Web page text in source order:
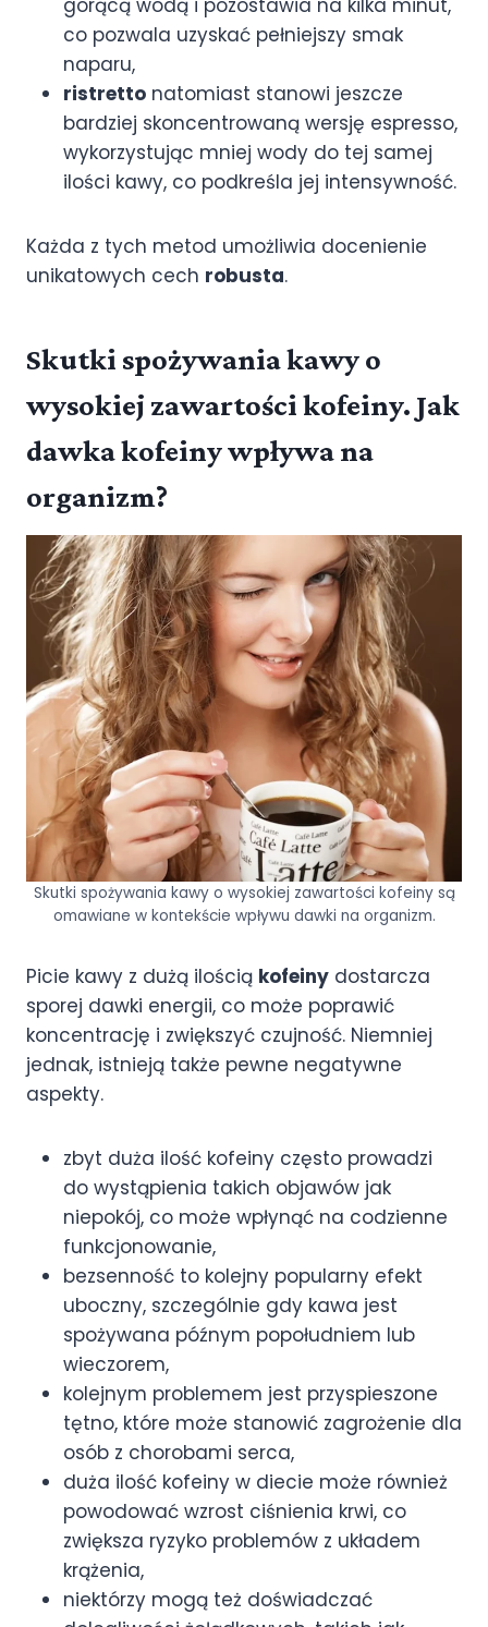
co pozwala uzyskać pełniejszy smak
naparu,
ristretto natomiast stanowi jeszcze
bardziej skoncentrowaną wersję espresso,
wykorzystując mniej wody do tej samej
ilości kawy, co podkreśla jej intensywność.
Każda z tych metod umożliwia docenienie
unikatowych cech robusta.
Skutki spożywania kawy o
wysokiej zawartości kofeiny. Jak
dawka kofeiny wpływa na
organizm?
Skutki spożywania kawy o wysokiej zawartości kofeiny są
omawiane w kontekście wpływu dawki na organizm.
Picie kawy z dużą ilością kofeiny dostarcza
sporej dawki energii, co może poprawić
koncentrację i zwiększyć czujność. Niemniej
jednak, istnieją także pewne negatywne
aspekty.
zbyt duża ilość kofeiny często prowadzi
do wystąpienia takich objawów jak
niepokój, co może wpłynąć na codzienne
funkcjonowanie,
bezsenność to kolejny popularny efekt
uboczny, szczególnie gdy kawa jest
spożywana późnym popołudniem lub
wieczorem,
kolejnym problemem jest przyspieszone
tętno, które może stanowić zagrożenie dla
osób z chorobami serca,
duża ilość kofeiny w diecie może również
powodować wzrost ciśnienia krwi, co
zwiększa ryzyko problemów z układem
krążenia,
niektórzy mogą też doświadczać